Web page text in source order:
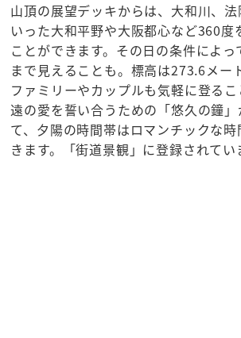
山頂の展望デッキからは、大和川、
いった大和平野や大阪都心など360度
ことができます。その日の条件によ
まで見えることも。標高は273.6メー
ファミリーやカップルも気軽に登る
遠の愛を誓い合うための「悠久の鐘
て、夕陽の時間帯はロマンチックな
きます。「街道景観」に登録されてい